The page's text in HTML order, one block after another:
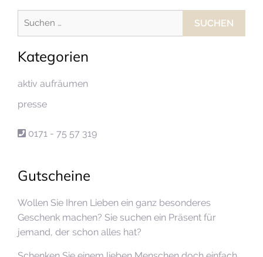
Kategorien
aktiv aufräumen
presse
0171 - 75 57 319
Gutscheine
Wollen Sie Ihren Lieben ein ganz besonderes
Geschenk machen? Sie suchen ein Präsent für
jemand, der schon alles hat?